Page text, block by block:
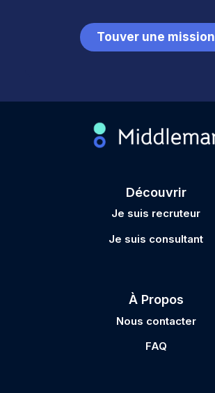
Touver une mission
Découvrir
Je suis recruteur
Je suis consultant
À Propos
Nous contacter
FAQ